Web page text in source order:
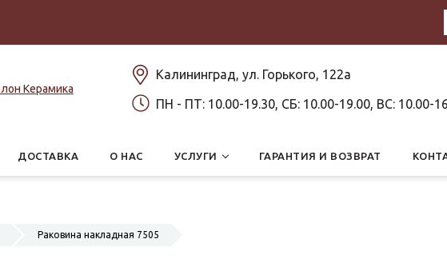
Калининград, ул. Горького, 122а
ПН - ПТ: 10.00-19.30, СБ: 10.00-19.00, ВС: 10.00-
ДОСТАВКА О НАС УСЛУГИ ГАРАНТИЯ И ВОЗВРАТ
Раковина накладная 7505